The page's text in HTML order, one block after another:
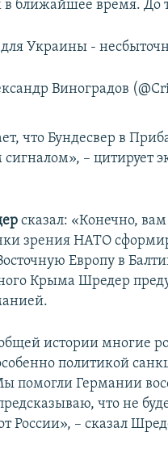
ближайшее время. До
Украины -
Виноградов
что Бундесвер в
– цитирует
сказал: «Конечно,
зрения НАТО
Европу в
Крыма Шредер
истории многие
политикой
помогли Германии
что не
России», – сказал